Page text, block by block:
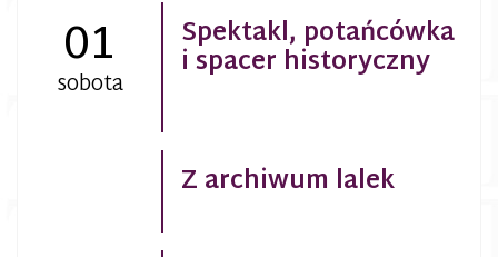
01
sobota
Spektakl, potańcówka
i spacer historyczny
Z archiwum lalek